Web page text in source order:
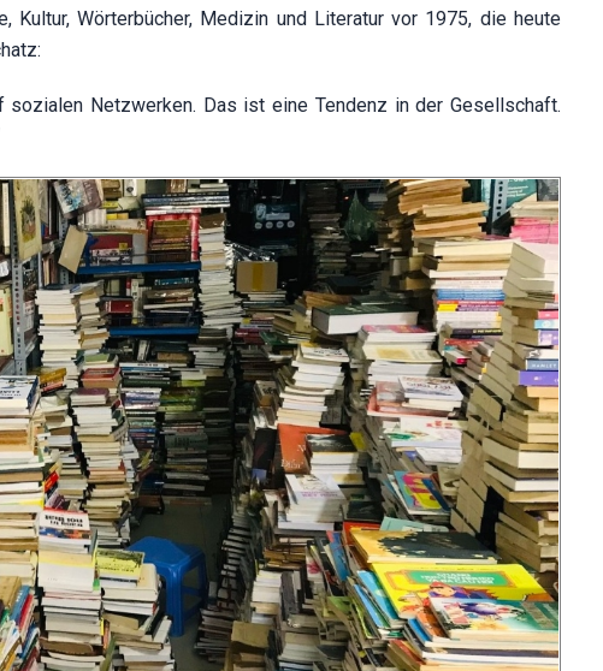
Kultur, Wörterbücher, Medizin und Literatur vor 1975, die heute
Netzwerken. Das ist eine Tendenz in der Gesellschaft.